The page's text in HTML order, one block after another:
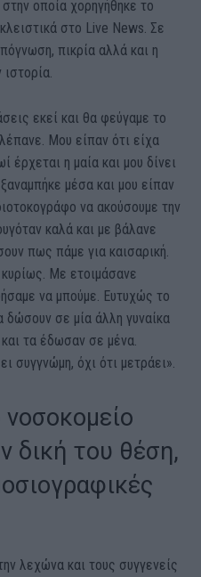
οποία χορηγήθηκε το
στο Live News. Σε
πικρία αλλά και η
εκεί και θα φεύγαμε το
Μου είπαν ότι είχα
έρχεται η μαία και μου δίνει
μέσα και μου είπαν
να ακούσουμε την
καλά και με βάλανε
πως πάμε για καισαρική.
Με ετοιμάσανε
να μπούμε. Ευτυχώς το
δώσουν σε μία άλλη γυναίκα
τα έδωσαν σε μένα.
συγγνώμη, όχι ότι μετράει».
δική του θέση,
λεχώνα και τους συγγενείς